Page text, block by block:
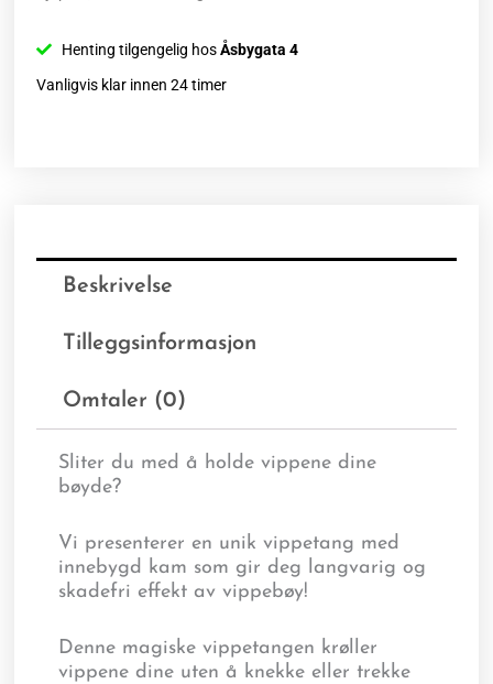
Henting tilgengelig hosÅsbygata 4
Vanligvis klar innen 24 timer
Beskrivelse
Tilleggsinformasjon
Omtaler (0)
Sliter du med å holde vippene dine
bøyde?
Vi presenterer en unik vippetang med
innebygd kam som gir deg langvarig og
skadefri effekt av vippebøy!
Denne magiske vippetangen krøller
vippene dine uten å knekke eller trekke